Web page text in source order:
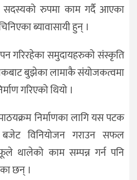
सदस्यको रुपमा काम गर्दै आएका
ब्यावासायी हुन् ।
गरिरहेका समुदायहरुको संस्कृति
बुझेका लामाकै संयोजकत्वमा
गरिएको थियो ।
निर्माणका लागि यस पटक
बजेट विनियोजन गराउन सफल
थालेको काम सम्पन्न गर्न पनि
छन् ।